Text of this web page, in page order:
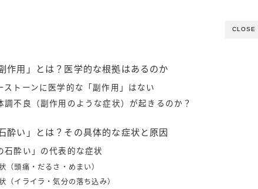
CLOSE
作用」とは？医学的な根拠はあるのか
ストーンに医学的な「副作用」はない
調不良（副作用のような症状）が起きるのか？
酔い」とは？その具体的な症状と原因
石酔い」の代表的な症状
（頭痛・だるさ・めまい）
（イライラ・気分の落ち込み）